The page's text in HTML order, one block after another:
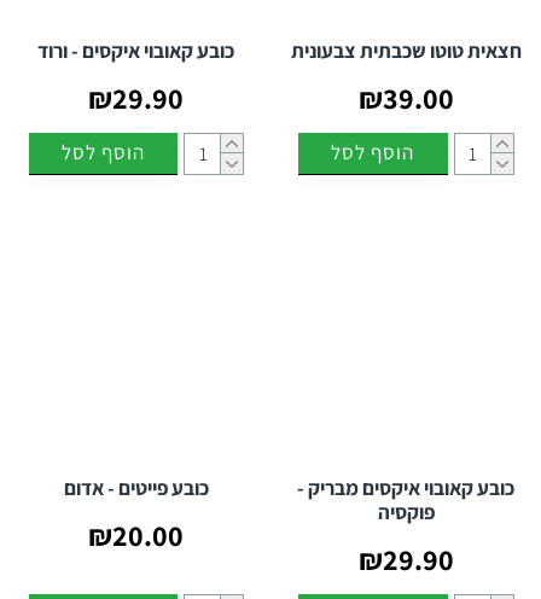
חצאית טוטו שכבתית צבעונית
₪39.00
הוסף לסל
כובע קאובוי איקסים - ורוד
₪29.90
הוסף לסל
כובע קאובוי איקסים מבריק -
פוקסיה
₪29.90
כובע פייטים - אדום
₪20.00